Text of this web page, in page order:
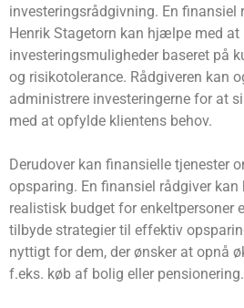
investeringsrådgivning. En finansiel
Henrik Stagetorn kan hjælpe med at
investeringsmuligheder baseret på
og risikotolerance. Rådgiveren kan
administrere investeringerne for at
med at opfylde klientens behov.
Derudover kan finansielle tjenester
opsparing. En finansiel rådgiver
realistisk budget for enkeltpersoner
tilbyde strategier til effektiv
nyttigt for dem, der ønsker at opnå
f.eks. køb af bolig eller pensionering.